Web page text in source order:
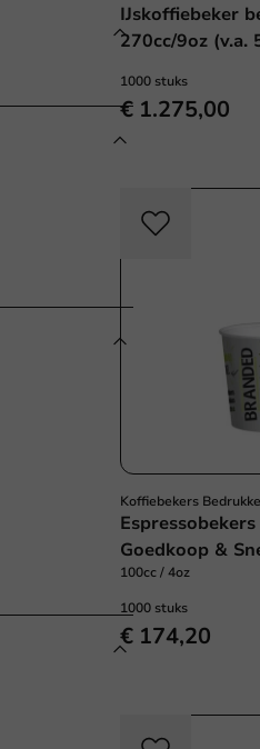
IJskoffiebeker
270cc/9oz (v.a.
1000 stuks
€ 1.275,00
Koffiebekers
Goedkoop &
100cc / 4oz
1000 stuks
€ 174,20